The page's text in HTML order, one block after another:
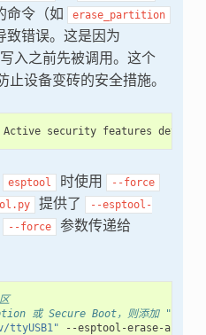
命令（如
erase_partition
致错误。这是因为
入之前先被调用。这个
止设备变砖的安全措施。
esptool 时使用 --force
提供了
--esptool-
--force 参数传递给
或 Secure Boot，则添加 "--
ttyUSB1" --esptool-erase-args